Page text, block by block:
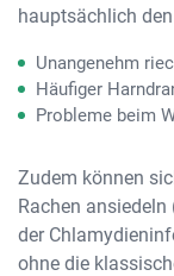
hauptsächlich
Unangenehm
Häufiger
Probleme beim
Zudem können
Rachen
der
ohne die